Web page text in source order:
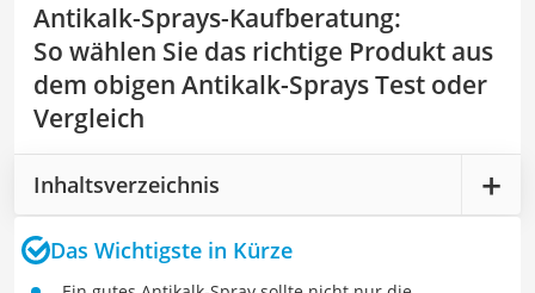
Antikalk-Sprays-Kaufberatung:
So wählen Sie das richtige Produkt aus
dem obigen Antikalk-Sprays Test oder
Vergleich
Inhaltsverzeichnis
Das Wichtigste in Kürze